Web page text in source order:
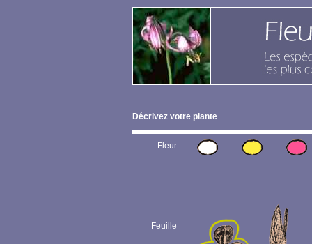
Décrivez votre plante
Fleur
Feuille